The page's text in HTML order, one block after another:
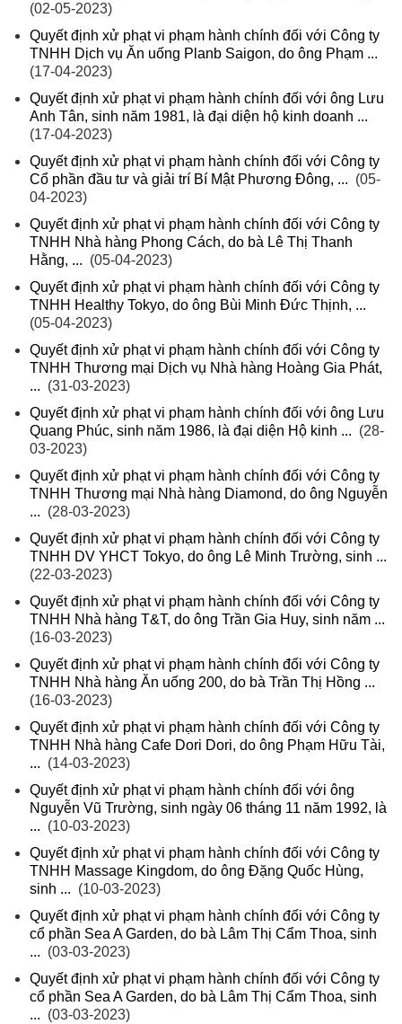
(02-05-2023)
Quyết định xử phạt vi phạm hành chính đối với Công ty
TNHH Dịch vụ Ăn uống Planb Saigon, do ông Phạm ...
(17-04-2023)
Quyết định xử phạt vi phạm hành chính đối với ông Lưu
Anh Tân, sinh năm 1981, là đại diện hộ kinh doanh ...
(17-04-2023)
Quyết định xử phạt vi phạm hành chính đối với Công ty
Cổ phần đầu tư và giải trí Bí Mật Phương Đông, ... (05-
04-2023)
Quyết định xử phạt vi phạm hành chính đối với Công ty
TNHH Nhà hàng Phong Cách, do bà Lê Thị Thanh
Hằng, ... (05-04-2023)
Quyết định xử phạt vi phạm hành chính đối với Công ty
TNHH Healthy Tokyo, do ông Bùi Minh Đức Thịnh, ...
(05-04-2023)
Quyết định xử phạt vi phạm hành chính đối với Công ty
TNHH Thương mại Dịch vụ Nhà hàng Hoàng Gia Phát,
... (31-03-2023)
Quyết định xử phạt vi phạm hành chính đối với ông Lưu
Quang Phúc, sinh năm 1986, là đại diện Hộ kinh ... (28-
03-2023)
Quyết định xử phạt vi phạm hành chính đối với Công ty
TNHH Thương mại Nhà hàng Diamond, do ông Nguyễn
... (28-03-2023)
Quyết định xử phạt vi phạm hành chính đối với Công ty
TNHH DV YHCT Tokyo, do ông Lê Minh Trường, sinh ...
(22-03-2023)
Quyết định xử phạt vi phạm hành chính đối với Công ty
TNHH Nhà hàng T&T, do ông Trần Gia Huy, sinh năm ...
(16-03-2023)
Quyết định xử phạt vi phạm hành chính đối với Công ty
TNHH Nhà hàng Ăn uống 200, do bà Trần Thị Hồng ...
(16-03-2023)
Quyết định xử phạt vi phạm hành chính đối với Công ty
TNHH Nhà hàng Cafe Dori Dori, do ông Phạm Hữu Tài,
... (14-03-2023)
Quyết định xử phạt vi phạm hành chính đối với ông
Nguyễn Vũ Trường, sinh ngày 06 tháng 11 năm 1992, là
... (10-03-2023)
Quyết định xử phạt vi phạm hành chính đối với Công ty
TNHH Massage Kingdom, do ông Đặng Quốc Hùng,
sinh ... (10-03-2023)
Quyết định xử phạt vi phạm hành chính đối với Công ty
cổ phần Sea A Garden, do bà Lâm Thị Cẩm Thoa, sinh
... (03-03-2023)
Quyết định xử phạt vi phạm hành chính đối với Công ty
cổ phần Sea A Garden, do bà Lâm Thị Cẩm Thoa, sinh
... (03-03-2023)